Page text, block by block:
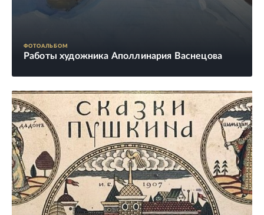
ФОТОАЛЬБОМ
Работы художника Аполлинария Васнецова